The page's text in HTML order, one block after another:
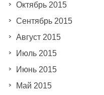
Октябрь 2015
Сентябрь 2015
Август 2015
Июль 2015
Июнь 2015
Май 2015